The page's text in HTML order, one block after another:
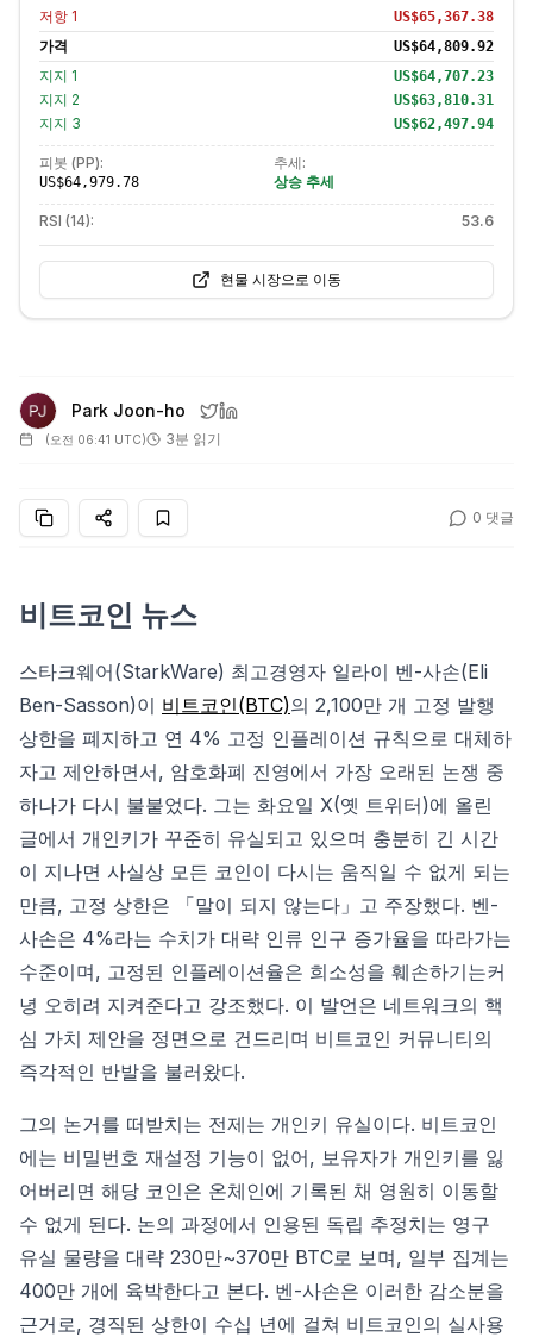
저항 1 US$65,367.38
가격 US$64,809.92
지지 1 US$64,707.23
지지 2 US$63,810.31
지지 3 US$62,497.94
피봇 (PP):
US$64,979.78
추세:
상승 추세
RSI (14): 53.6
현물 시장으로 이동
Park Joon-ho
(오전 06:41 UTC) 3분 읽기
0 댓글
비트코인 뉴스
스타크웨어(StarkWare) 최고경영자 일라이 벤-사손(Eli
Ben-Sasson)이 비트코인(BTC)의 2,100만 개 고정 발행
상한을 폐지하고 연 4% 고정 인플레이션 규칙으로 대체하
자고 제안하면서, 암호화폐 진영에서 가장 오래된 논쟁 중
하나가 다시 불붙었다. 그는 화요일 X(옛 트위터)에 올린
글에서 개인키가 꾸준히 유실되고 있으며 충분히 긴 시간
이 지나면 사실상 모든 코인이 다시는 움직일 수 없게 되는
만큼, 고정 상한은 「말이 되지 않는다」고 주장했다. 벤-
사손은 4%라는 수치가 대략 인류 인구 증가율을 따라가는
수준이며, 고정된 인플레이션율은 희소성을 훼손하기는커
녕 오히려 지켜준다고 강조했다. 이 발언은 네트워크의 핵
심 가치 제안을 정면으로 건드리며 비트코인 커뮤니티의
즉각적인 반발을 불러왔다.
그의 논거를 떠받치는 전제는 개인키 유실이다. 비트코인
에는 비밀번호 재설정 기능이 없어, 보유자가 개인키를 잃
어버리면 해당 코인은 온체인에 기록된 채 영원히 이동할
수 없게 된다. 논의 과정에서 인용된 독립 추정치는 영구
유실 물량을 대략 230만~370만 BTC로 보며, 일부 집계는
400만 개에 육박한다고 본다. 벤-사손은 이러한 감소분을
근거로, 경직된 상한이 수십 년에 걸쳐 비트코인의 실사용